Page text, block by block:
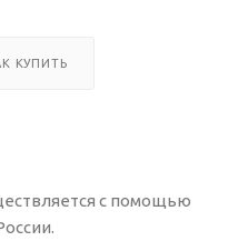
КУПИТЬ
с помощью